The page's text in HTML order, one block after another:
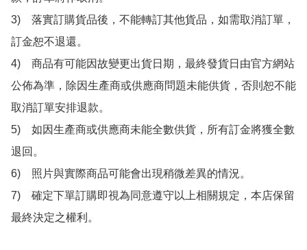
3)　落實訂購貨品後，不能轉訂其他貨品，如需取消訂單，
訂金恕不退還。
4)　商品有可能因故變更出貨日期，最終發貨日由官方網站
公佈為準，除因生產商或供應商問題未能供貨，否則恕不能
取消訂單安排退款。
5)　如因生產商或供應商未能全數供貨，所有訂金將獲全數
退回。
6)　照片與實際商品可能會出現稍微差異的情況。
7)　確定下單訂購即視為同意遵守以上相關規定，本店保留
最終決定之權利。